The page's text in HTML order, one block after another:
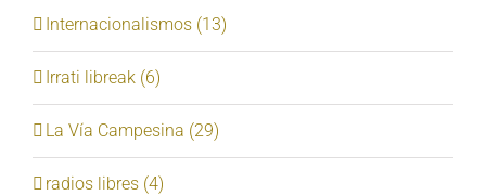
Internacionalismos (13)
Irrati libreak (6)
La Vía Campesina (29)
radios libres (4)